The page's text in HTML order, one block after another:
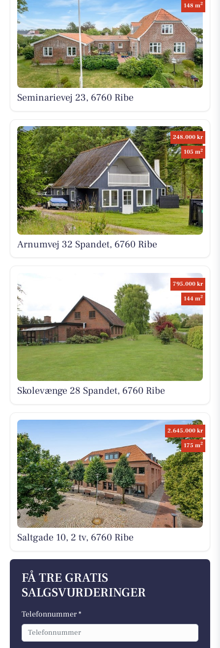
148 m2
Seminarievej 23, 6760 Ribe
248.000 kr
105 m2
Arnumvej 32 Spandet, 6760 Ribe
795.000 kr
144 m2
Skolevænge 28 Spandet, 6760 Ribe
2.645.000 kr
175 m2
Saltgade 10, 2 tv, 6760 Ribe
FÅ TRE GRATIS
SALGSVURDERINGER
Telefonnummer *